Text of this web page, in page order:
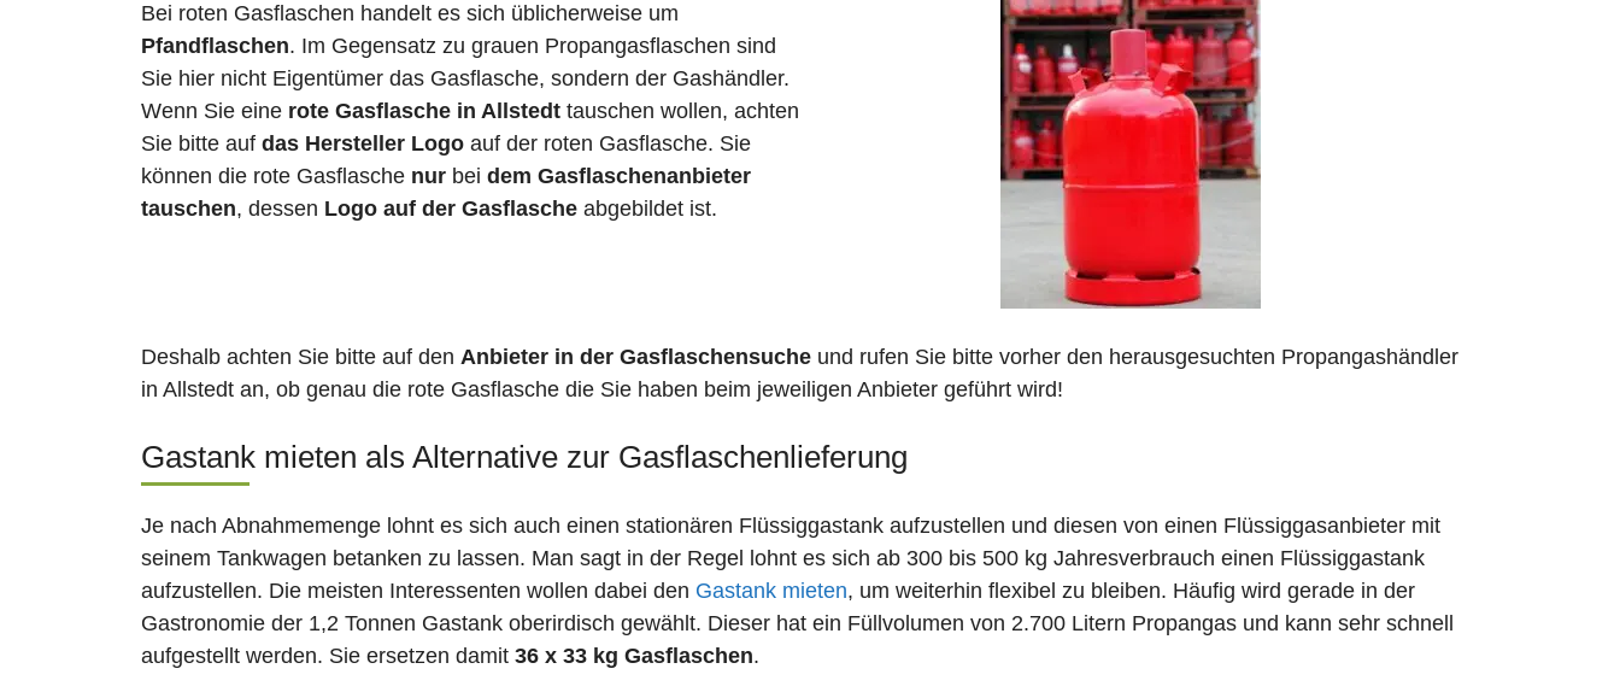
Bei roten Gasflaschen handelt es sich üblicherweise um
Pfandflaschen. Im Gegensatz zu grauen Propangasflaschen sind
Sie hier nicht Eigentümer das Gasflasche, sondern der Gashändler.
Wenn Sie eine rote Gasflasche in Allstedt tauschen wollen, achten
Sie bitte auf das Hersteller Logo auf der roten Gasflasche. Sie
können die rote Gasflasche nur bei dem Gasflaschenanbieter
tauschen, dessen Logo auf der Gasflasche abgebildet ist.
Deshalb achten Sie bitte auf den Anbieter in der Gasflaschensuche und rufen Sie bitte vorher den herausgesuchten Propangashändler
in Allstedt an, ob genau die rote Gasflasche die Sie haben beim jeweiligen Anbieter geführt wird!
Gastank mieten als Alternative zur Gasflaschenlieferung
Je nach Abnahmemenge lohnt es sich auch einen stationären Flüssiggastank aufzustellen und diesen von einen Flüssiggasanbieter mit
seinem Tankwagen betanken zu lassen. Man sagt in der Regel lohnt es sich ab 300 bis 500 kg Jahresverbrauch einen Flüssiggastank
aufzustellen. Die meisten Interessenten wollen dabei den Gastank mieten, um weiterhin flexibel zu bleiben. Häufig wird gerade in der
Gastronomie der 1,2 Tonnen Gastank oberirdisch gewählt. Dieser hat ein Füllvolumen von 2.700 Litern Propangas und kann sehr schnell
aufgestellt werden. Sie ersetzen damit 36 x 33 kg Gasflaschen.